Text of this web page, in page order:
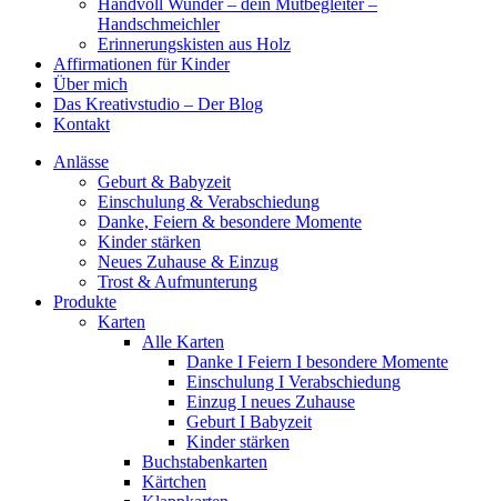
Handvoll Wunder – dein Mutbegleiter –
Handschmeichler
Erinnerungskisten aus Holz
Affirmationen für Kinder
Über mich
Das Kreativstudio – Der Blog
Kontakt
Anlässe
Geburt & Babyzeit
Einschulung & Verabschiedung
Danke, Feiern & besondere Momente
Kinder stärken
Neues Zuhause & Einzug
Trost & Aufmunterung
Produkte
Karten
Alle Karten
Danke I Feiern I besondere Momente
Einschulung I Verabschiedung
Einzug I neues Zuhause
Geburt I Babyzeit
Kinder stärken
Buchstabenkarten
Kärtchen